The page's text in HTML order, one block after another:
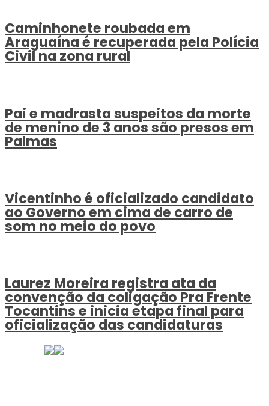
Caminhonete roubada em
Araguaína é recuperada pela Polícia
Civil na zona rural
Pai e madrasta suspeitos da morte
de menino de 3 anos são presos em
Palmas
Vicentinho é oficializado candidato
ao Governo em cima de carro de
som no meio do povo
Laurez Moreira registra ata da
convenção da coligação Pra Frente
Tocantins e inicia etapa final para
oficialização das candidaturas